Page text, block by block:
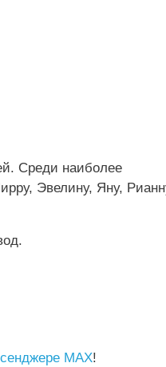
Среди наиболее
Эвелину, Яну,
MAX!